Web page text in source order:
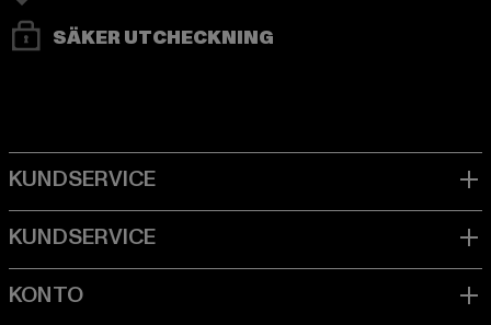
SÄKER UTCHECKNING